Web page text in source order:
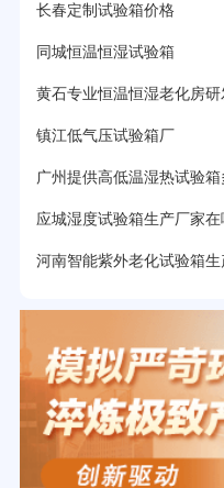
长春定制试验箱价格
同城恒温恒湿试验箱
黄石专业恒温恒湿老化房
镇江低气压试验箱厂
广州提供高低温湿热试验
应城湿度试验箱生产厂家在
河南智能紫外老化试验箱